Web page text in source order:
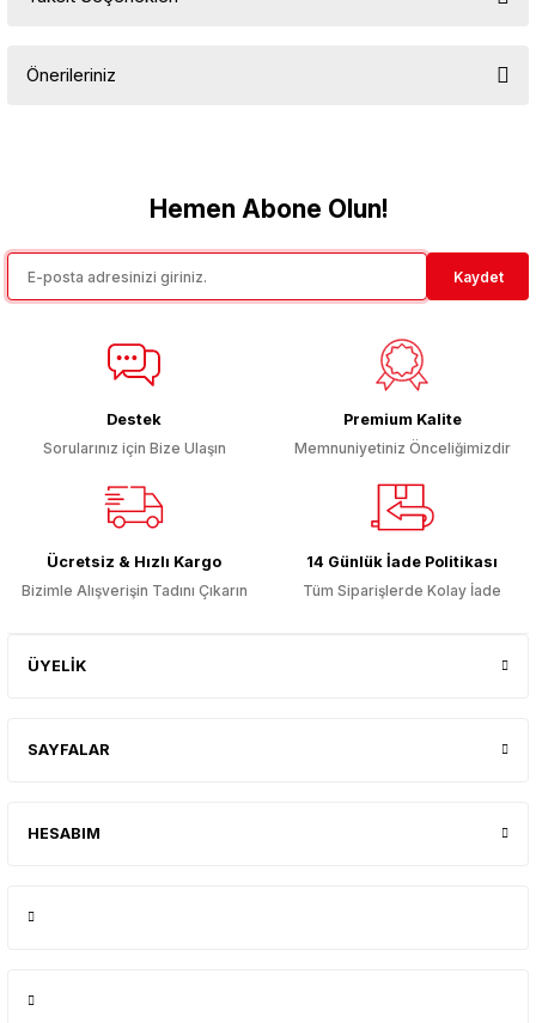
Önerileriniz
Görüş ve önerileriniz için teşekkür ederiz.
Ürün resmi kalitesiz, bozuk veya görüntülenemiyor.
Ürün fiyatı diğer sitelerden daha pahalı.
Hemen Abone Olun!
Kaydet
Destek
Sorularınız için Bize Ulaşın
Premium Kalite
Memnuniyetiniz Önceliğimizdir
Ücretsiz & Hızlı Kargo
Bizimle Alışverişin Tadını Çıkarın
14 Günlük İade Politikası
Tüm Siparişlerde Kolay İade
ÜYELİK
SAYFALAR
HESABIM